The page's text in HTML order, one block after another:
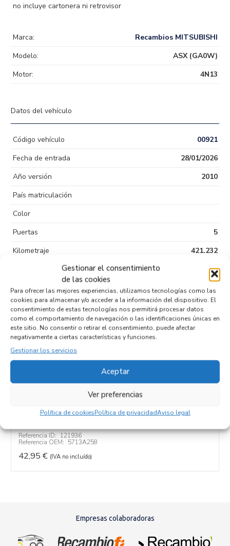
Gestionar el consentimiento
de las cookies
Para ofrecer las mejores experiencias, utilizamos tecnologías como las
cookies para almacenar y/o acceder a la información del dispositivo. El
consentimiento de estas tecnologías nos permitirá procesar datos
como el comportamiento de navegación o las identificaciones únicas en
este sitio. No consentir o retirar el consentimiento, puede afectar
negativamente a ciertas características y funciones.
Gestionar los servicios
Aceptar
Ver preferencias
Política de cookiesPolítica de privacidadAviso legal
no incluye cartonera ni retrovisor
Marca:
Recambios MITSUBISHI
Modelo:
ASX (GA0W)
Motor:
4N13
Datos del vehículo
Código vehículo
00921
Fecha de entrada
28/01/2026
Año versión
2010
País matriculación
Color
Puertas
5
Kilometraje
421.232
Código motor
4N13
Código cambio
Productos relacionados
5713A258
Referencia ID: 121936
Referencia OEM: 5713A258
42,95 € (IVA no incluído)
Empresas colaboradoras